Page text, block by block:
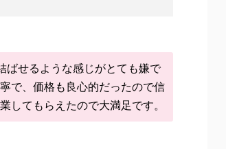
ばせるような感じがとても嫌で
で、価格も良心的だったので信
してもらえたので大満足です。